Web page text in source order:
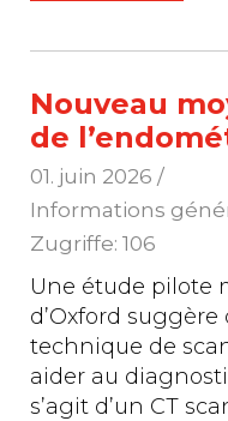
Nouveau
de
01. juin 2026 /
Informations
Zugriffe: 106
Une étude pilote
d’Oxford
technique de
aider au
s’agit d’un CT